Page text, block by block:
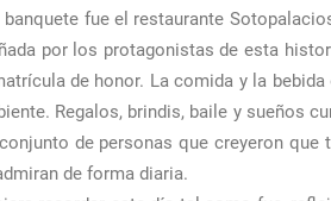
fue el restaurante
por los protagonistas de esta
de honor. La comida y la
Regalos, brindis, baile y sueños
de personas que creyeron
de forma diaria.